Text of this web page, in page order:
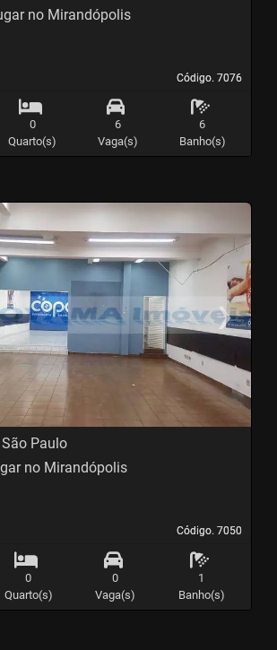
Código. 7076
Código. 7076
no Mirandópolis
0
Quarto(s)
6
Vaga(s)
6
Banho(s)
›
Paulo
Código. 7050
Código. 7050
no Mirandópolis
0
Quarto(s)
0
Vaga(s)
1
Banho(s)